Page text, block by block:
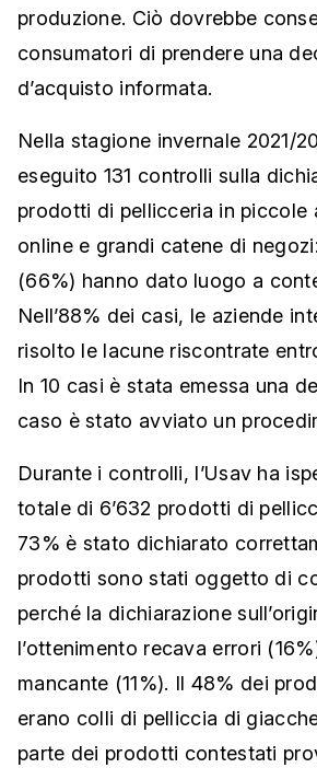
produzione. Ciò dovrebbe
consumatori di prendere una
d’acquisto informata.
Nella stagione invernale 2021/
eseguito 131 controlli sulla
prodotti di pellicceria in piccole
online e grandi catene di
(66%) hanno dato luogo a
Nell’88% dei casi, le aziende
risolto le lacune riscontrate
In 10 casi è stata emessa una
caso è stato avviato un
Durante i controlli, l’Usav ha
totale di 6’632 prodotti di
73% è stato dichiarato
prodotti sono stati oggetto di
perché la dichiarazione
l’ottenimento recava errori
mancante (11%). Il 48% dei
erano colli di pelliccia di
parte dei prodotti contestati